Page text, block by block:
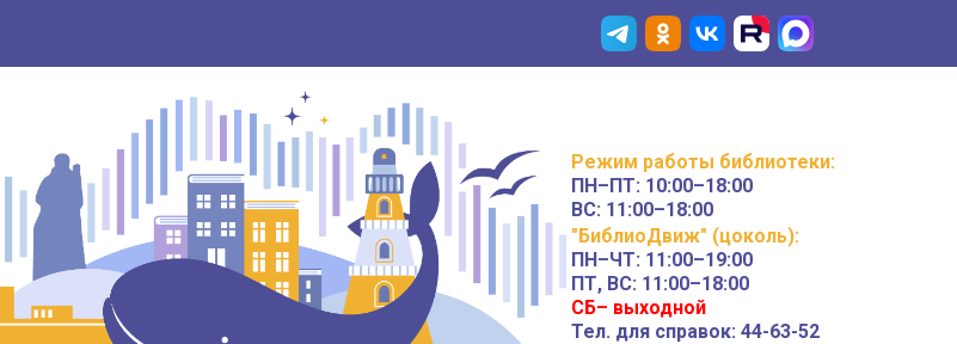
Режим работы библиотеки:
ПН–ПТ: 10:00–18:00
ВС: 11:00–18:00
"БиблиоДвиж" (цоколь):
ПН–ЧТ: 11:00–19:00
ПТ, ВС: 11:00–18:00
СБ– выходной
Тел. для справок: 44-63-52